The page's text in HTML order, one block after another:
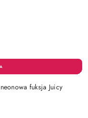
fuksja Juicy